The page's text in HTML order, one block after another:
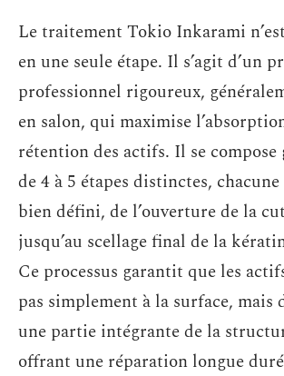
Le traitement Tokio Inkarami
en une seule étape. Il s’agit d’un
professionnel rigoureux,
en salon, qui maximise
rétention des actifs. Il se compose
de 4 à 5 étapes distinctes,
bien défini, de l’ouverture de la
jusqu’au scellage final de la
Ce processus garantit que les
pas simplement à la surface, mais
une partie intégrante de la
offrant une réparation longue